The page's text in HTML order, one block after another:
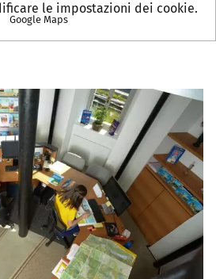
le impostazioni dei cookie.
Google Maps